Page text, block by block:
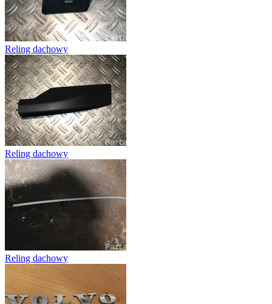
Reling dachowy
Reling dachowy
Reling dachowy